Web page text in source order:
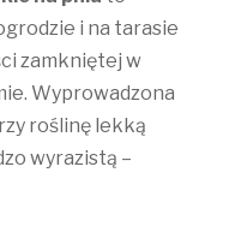
i na tarasie
zamkniętej w
Wyprowadzona
roślinę lekką
wyrazistą –